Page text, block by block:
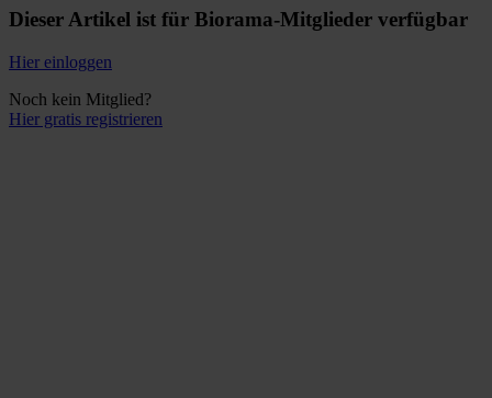
Dieser Artikel ist für Biorama-Mitglieder verfügbar
Hier einloggen
Noch kein Mitglied?
Hier gratis registrieren